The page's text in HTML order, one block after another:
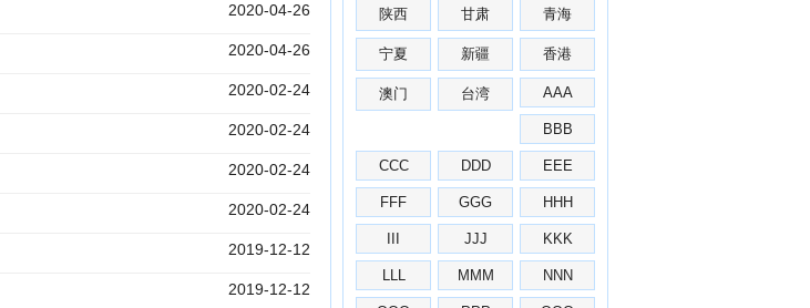
2020-04-26
2020-04-26
2020-02-24
2020-02-24
2020-02-24
2020-02-24
2019-12-12
2019-12-12
陕西 甘肃 青海
宁夏 新疆 香港
澳门 台湾 AAA
BBB
CCC DDD EEE
FFF GGG HHH
JJJ KKK
LLL MMM NNN